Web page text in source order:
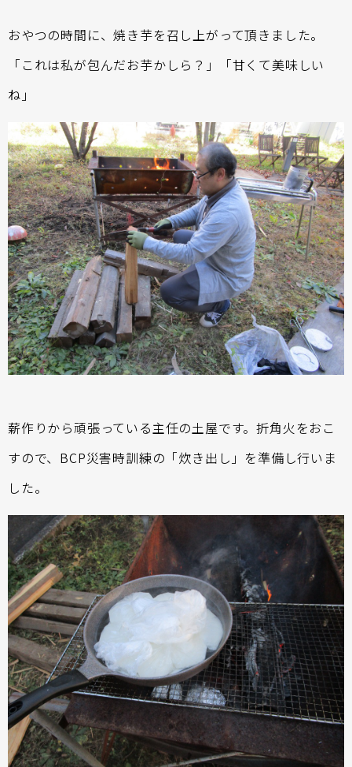
おやつの時間に、焼き芋を召し上がって頂きました。
「これは私が包んだお芋かしら？」「甘くて美味しい
ね」
薪作りから頑張っている主任の土屋です。折角火をおこ
すので、BCP災害時訓練の「炊き出し」を準備し行いま
した。